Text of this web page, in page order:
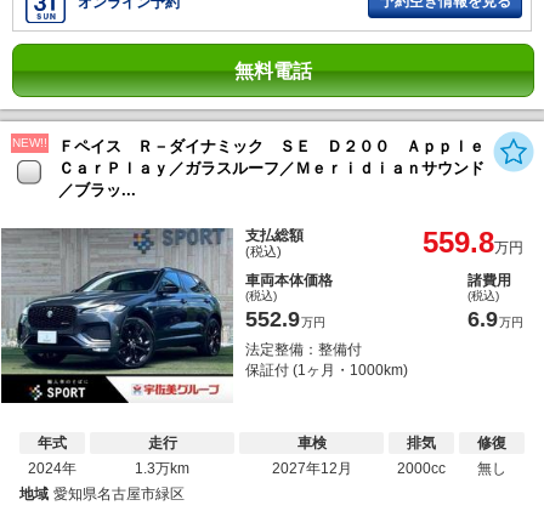
無料電話
NEW!!
Ｆペイス Ｒ－ダイナミック ＳＥ Ｄ２００ Ａｐｐｌｅ
ＣａｒＰｌａｙ／ガラスルーフ／Ｍｅｒｉｄｉａｎサウンド
／ブラッ...
支払総額
(税込) 559.8万円
車両本体価格
(税込)
552.9万円
諸費用
(税込)
6.9万円
法定整備：整備付
保証付 (1ヶ月・1000km)
年式
2024年
走行
1.3万km
車検
2027年12月
排気
2000cc
修復
無し
地域 愛知県名古屋市緑区